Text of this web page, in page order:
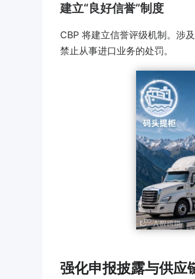
建立“良好信誉”制度
CBP 将建立信誉评级机制。涉
禁止从事进口业务的处罚。
强化申报披露与供应